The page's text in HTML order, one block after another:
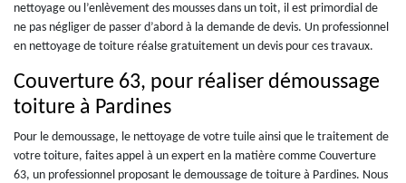
nettoyage ou l’enlèvement des mousses dans un toit, il est primordial de
ne pas négliger de passer d’abord à la demande de devis. Un professionnel
en nettoyage de toiture réalse gratuitement un devis pour ces travaux.
Couverture 63, pour réaliser démoussage
toiture à Pardines
Pour le demoussage, le nettoyage de votre tuile ainsi que le traitement de
votre toiture, faites appel à un expert en la matière comme Couverture
63, un professionnel proposant le demoussage de toiture à Pardines. Nous